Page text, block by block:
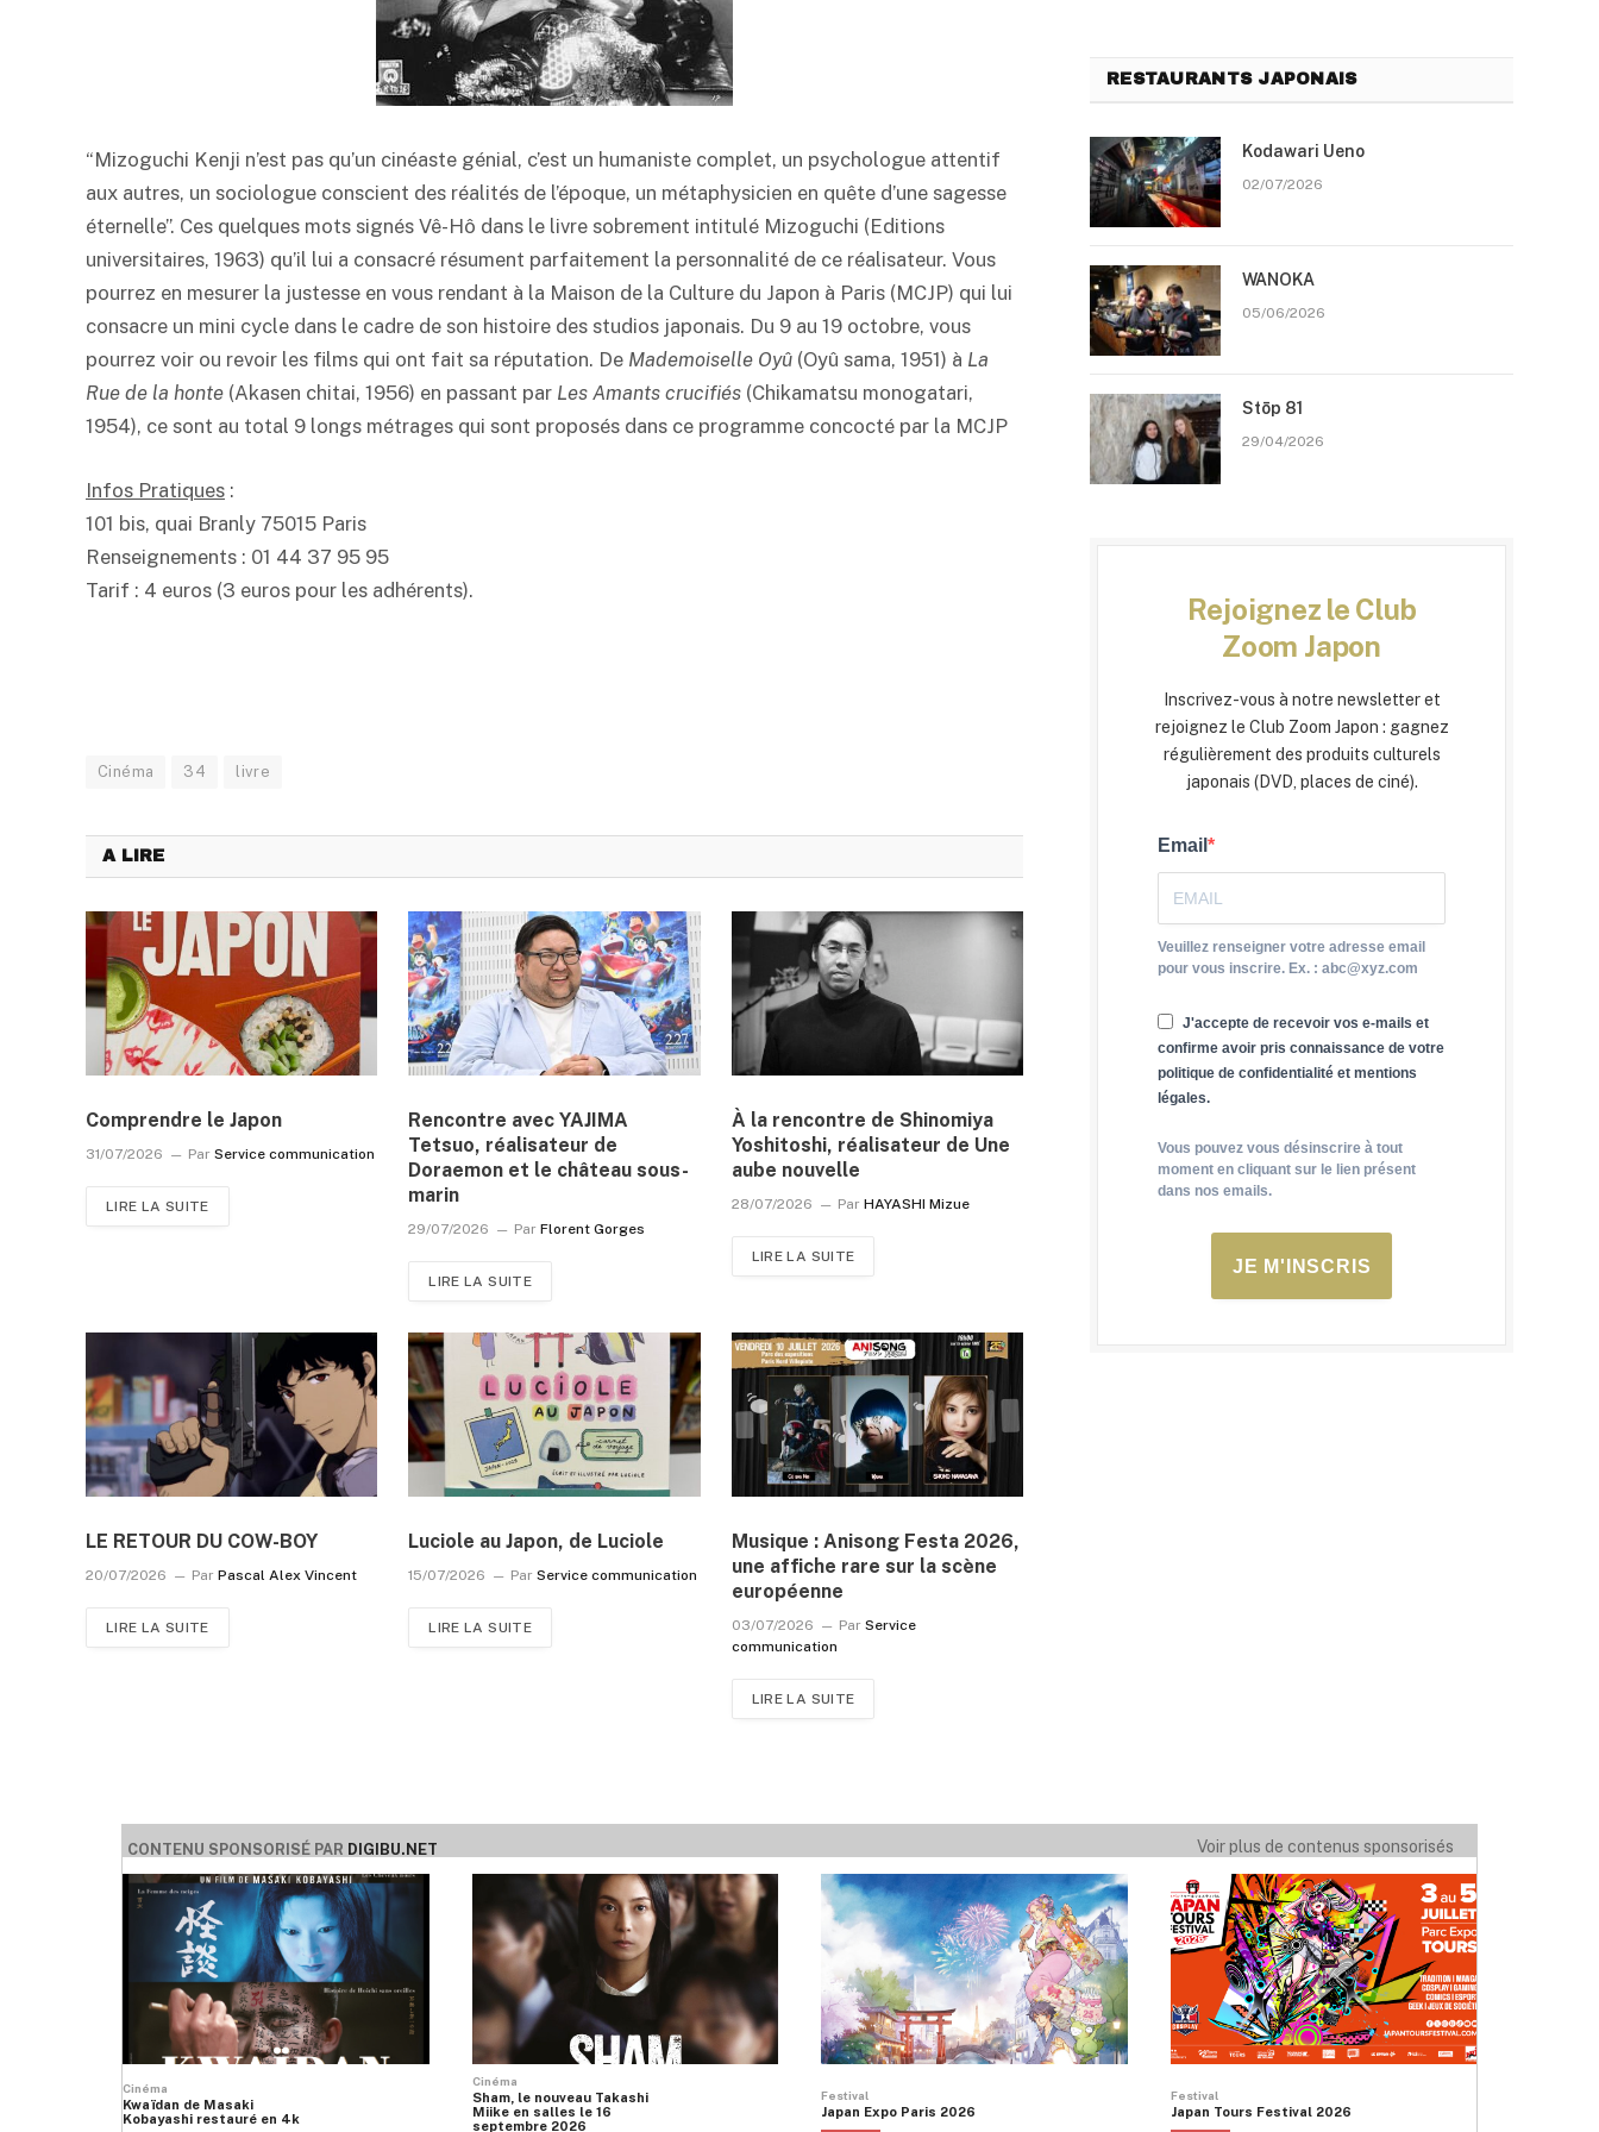
“Mizoguchi Kenji n’est pas qu’un cinéaste génial, c’est un humaniste complet, un psychologue attentif
aux autres, un sociologue conscient des réalités de l’époque, un métaphysicien en quête d’une sagesse
éternelle”. Ces quelques mots signés Vê-Hô dans le livre sobrement intitulé Mizoguchi (Editions
universitaires, 1963) qu’il lui a consacré résument parfaitement la personnalité de ce réalisateur. Vous
pourrez en mesurer la justesse en vous rendant à la Maison de la Culture du Japon à Paris (MCJP) qui lui
consacre un mini cycle dans le cadre de son histoire des studios japonais. Du 9 au 19 octobre, vous
pourrez voir ou revoir les films qui ont fait sa réputation. De Mademoiselle Oyû (Oyû sama, 1951) à La
Rue de la honte (Akasen chitai, 1956) en passant par Les Amants crucifiés (Chikamatsu monogatari,
1954), ce sont au total 9 longs métrages qui sont proposés dans ce programme concocté par la MCJP
Infos Pratiques :
101 bis, quai Branly 75015 Paris
Renseignements : 01 44 37 95 95
Tarif : 4 euros (3 euros pour les adhérents).
Cinéma 34 livre
A LIRE
Comprendre le Japon
31/07/2026 Par Service communication
LIRE LA SUITE
Rencontre avec YAJIMA
Tetsuo, réalisateur de
Doraemon et le château sous-
marin
29/07/2026 Par Florent Gorges
LIRE LA SUITE
À la rencontre de Shinomiya
Yoshitoshi, réalisateur de Une
aube nouvelle
28/07/2026 Par HAYASHI Mizue
LIRE LA SUITE
LE RETOUR DU COW-BOY
20/07/2026 Par Pascal Alex Vincent
LIRE LA SUITE
Luciole au Japon, de Luciole
15/07/2026 Par Service communication
LIRE LA SUITE
Musique : Anisong Festa 2026,
une affiche rare sur la scène
européenne
03/07/2026 Par Service
communication
LIRE LA SUITE
RESTAURANTS JAPONAIS
Kodawari Ueno
02/07/2026
WANOKA
05/06/2026
Stōp 81
29/04/2026
Rejoignez le Club
Zoom Japon
Inscrivez-vous à notre newsletter et
rejoignez le Club Zoom Japon : gagnez
régulièrement des produits culturels
japonais (DVD, places de ciné).
Email
Veuillez renseigner votre adresse email
pour vous inscrire. Ex. : abc@xyz.com
J'accepte de recevoir vos e-mails et
confirme avoir pris connaissance de votre
politique de confidentialité et mentions
légales.
Vous pouvez vous désinscrire à tout
moment en cliquant sur le lien présent
dans nos emails.
JE M'INSCRIS
CONTENU SPONSORISÉ PAR DIGIBU.NET Voir plus de contenus sponsorisés
Cinéma
Kwaïdan de Masaki
Kobayashi restauré en 4k
Cinéma
Sham, le nouveau Takashi
Miike en salles le 16
septembre 2026
Festival
Japan Expo Paris 2026
Festival
Japan Tours Festival 2026